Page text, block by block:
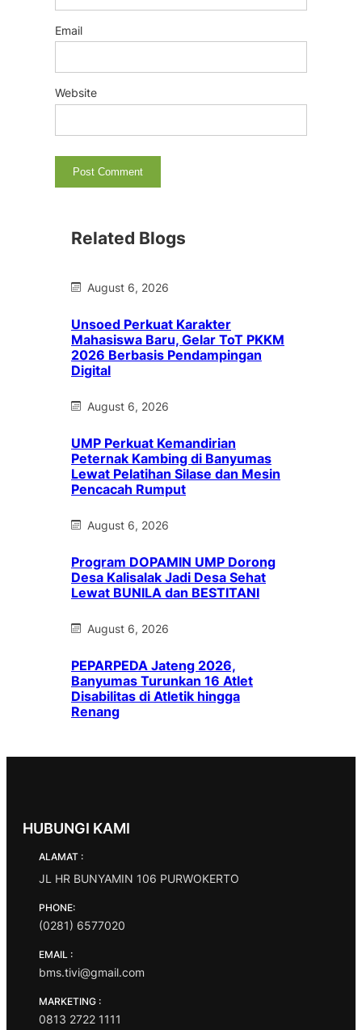
Email
Website
Related Blogs
August 6, 2026
Unsoed Perkuat Karakter
Mahasiswa Baru, Gelar ToT PKKM
2026 Berbasis Pendampingan
Digital
August 6, 2026
UMP Perkuat Kemandirian
Peternak Kambing di Banyumas
Lewat Pelatihan Silase dan Mesin
Pencacah Rumput
August 6, 2026
Program DOPAMIN UMP Dorong
Desa Kalisalak Jadi Desa Sehat
Lewat BUNILA dan BESTITANI
August 6, 2026
PEPARPEDA Jateng 2026,
Banyumas Turunkan 16 Atlet
Disabilitas di Atletik hingga
Renang
HUBUNGI KAMI
ALAMAT :
JL HR BUNYAMIN 106 PURWOKERTO
PHONE:
(0281) 6577020
EMAIL :
bms.tivi@gmail.com
MARKETING :
0813 2722 1111